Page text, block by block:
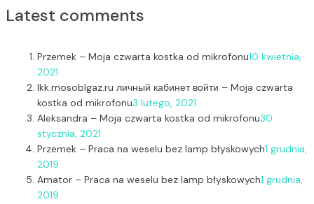
Latest comments
Przemek – Moja czwarta kostka od mikrofonu10 kwietnia,
2021
lkk.mosoblgaz.ru личный кабинет войти – Moja czwarta
kostka od mikrofonu3 lutego, 2021
Aleksandra – Moja czwarta kostka od mikrofonu30
stycznia, 2021
Przemek – Praca na weselu bez lamp błyskowych1 grudnia,
2019
Amator – Praca na weselu bez lamp błyskowych1 grudnia,
2019